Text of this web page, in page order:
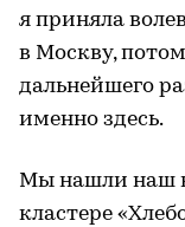
я приняла
в Москву,
дальнейшего
именно здесь.
Мы нашли наш
кластере